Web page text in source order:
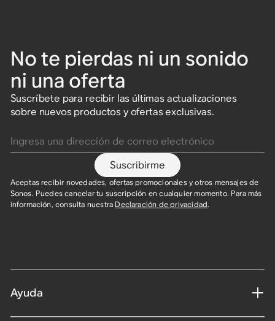
No te pierdas ni un sonido
ni una oferta
Suscríbete para recibir las últimas actualizaciones
sobre nuevos productos y ofertas exclusivas.
Suscribirme
Aceptas recibir novedades, ofertas promocionales y otros mensajes de
Sonos. Puedes cancelar tu suscripción en cualquier momento. Para más
información, consulta nuestra Declaración de privacidad.​
Ayuda